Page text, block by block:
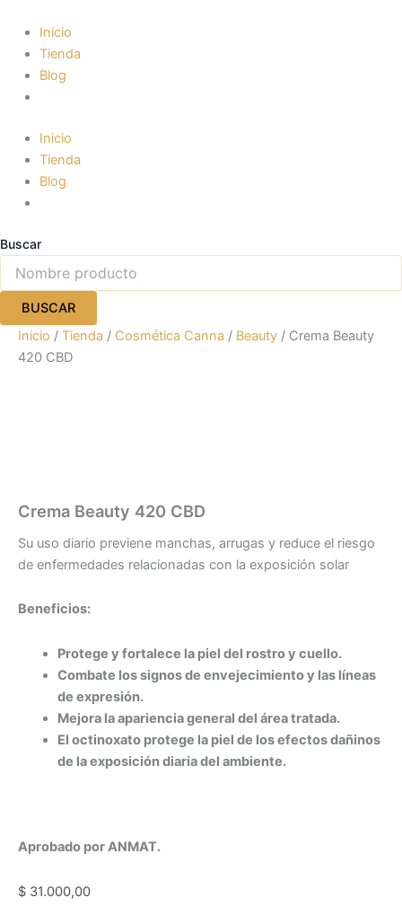
contenido
Inicio
Tienda
Blog
Inicio
Tienda
Blog
Buscar
BUSCAR
Inicio / Tienda / Cosmética Canna / Beauty / Crema Beauty
420 CBD
Crema Beauty 420 CBD
Su uso diario previene manchas, arrugas y reduce el riesgo
de enfermedades relacionadas con la exposición solar
Beneficios:
Protege y fortalece la piel del rostro y cuello.
Combate los signos de envejecimiento y las líneas
de expresión.
Mejora la apariencia general del área tratada.
El octinoxato protege la piel de los efectos dañinos
de la exposición diaria del ambiente.
Aprobado por ANMAT.
$ 31.000,00
Beauty
CBD
cantidad